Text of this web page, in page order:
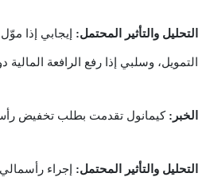
التحليل والتأثير المحتمل: إيجابي إذا
التمويل، وسلبي إذا رفع الرافعة
الخبر: كيمانول تقدمت بطلب تخفيض
التحليل والتأثير المحتمل: إجراء